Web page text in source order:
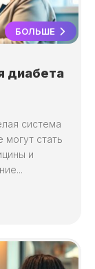
БОЛЬШЕ
диабета
система
стать
и